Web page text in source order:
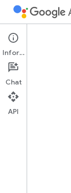
Adicione
Guias
Informações
Chat
API